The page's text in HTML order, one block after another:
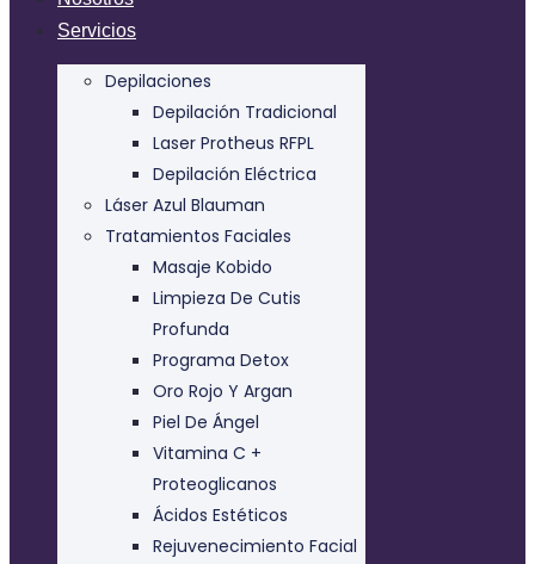
Servicios
Depilaciones
Depilación Tradicional
Laser Protheus RFPL
Depilación Eléctrica
Láser Azul Blauman
Tratamientos Faciales
Masaje Kobido
Limpieza De Cutis
Profunda
Programa Detox
Oro Rojo Y Argan
Piel De Ángel
Vitamina C +
Proteoglicanos
Ácidos Estéticos
Rejuvenecimiento Facial